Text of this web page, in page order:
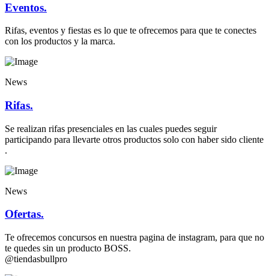
Eventos.
Rifas, eventos y fiestas es lo que te ofrecemos para que te conectes
con los productos y la marca.
News
Rifas.
Se realizan rifas presenciales en las cuales puedes seguir
participando para llevarte otros productos solo con haber sido cliente
.
News
Ofertas.
Te ofrecemos concursos en nuestra pagina de instagram, para que no
te quedes sin un producto BOSS.
@tiendasbullpro